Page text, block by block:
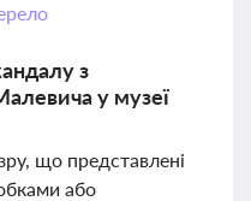
з
у музеї
що представлені
або